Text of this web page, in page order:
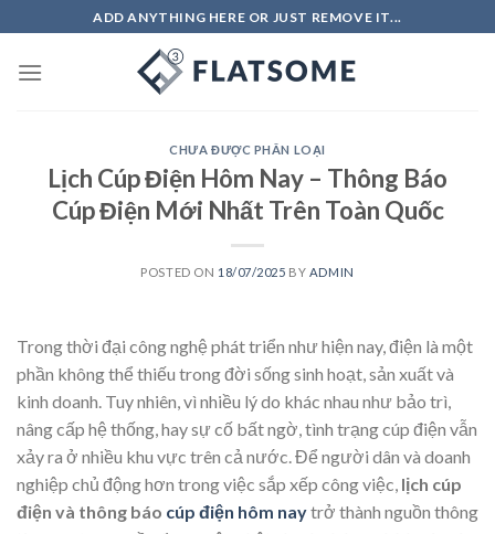
to
content
ADD ANYTHING HERE OR JUST REMOVE IT...
CHƯA ĐƯỢC PHÂN LOẠI
Lịch Cúp Điện Hôm Nay – Thông Báo
Cúp Điện Mới Nhất Trên Toàn Quốc
POSTED ON 18/07/2025 BY ADMIN
Trong thời đại công nghệ phát triển như hiện nay, điện là một
phần không thể thiếu trong đời sống sinh hoạt, sản xuất và
kinh doanh. Tuy nhiên, vì nhiều lý do khác nhau như bảo trì,
nâng cấp hệ thống, hay sự cố bất ngờ, tình trạng cúp điện vẫn
xảy ra ở nhiều khu vực trên cả nước. Để người dân và doanh
nghiệp chủ động hơn trong việc sắp xếp công việc, lịch cúp
điện và thông báo cúp điện hôm naytrở thành nguồn thông